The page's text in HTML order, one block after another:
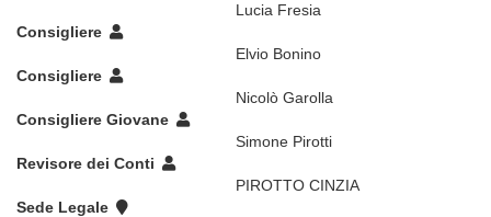
Lucia Fresia
Consigliere
Elvio Bonino
Consigliere
Nicolò Garolla
Consigliere Giovane
Simone Pirotti
Revisore dei Conti
PIROTTO CINZIA
Sede Legale